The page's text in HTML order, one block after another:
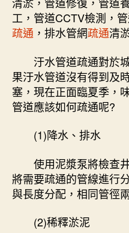
工，管道CCTV檢測，
疏通 ，排水管網疏通清
汙水管道疏通對於城
果汙水管道沒有得到及
塞，現在正面臨夏季，
管道應該如何疏通呢?
(1)降水、排水
使用泥漿泵將檢查井
將需要疏通的管線進行
與長度分配，相同管徑
(2)稀釋淤泥